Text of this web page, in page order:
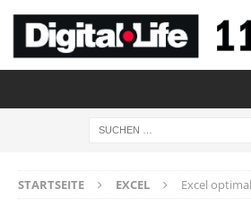
STARTSEITE EXCEL Excel